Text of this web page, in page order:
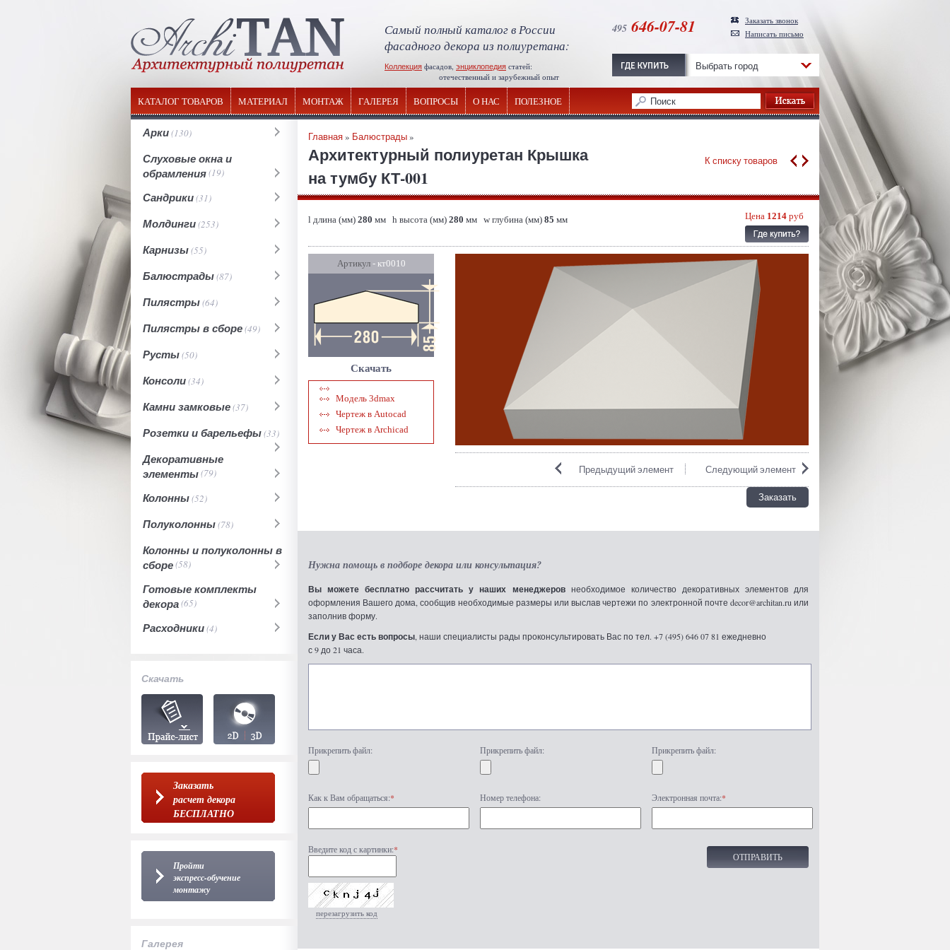
Самый полный каталог в России
фасадного декора из полиуретана:
Коллекция фасадов, энциклопедия статей:
отечественный и зарубежный опыт
495 646-07-81
Заказать звонок
Написать письмо
Выбрать город
КАТАЛОГ ТОВАРОВ МАТЕРИАЛ МОНТАЖ ГАЛЕРЕЯ ВОПРОСЫ О НАС ПОЛЕЗНОЕ
Арки(130)
Слуховые окна и
обрамления(19)
Сандрики(31)
Молдинги(253)
Карнизы(55)
Балюстрады(87)
Пилястры(64)
Пилястры в сборе(49)
Русты(50)
Консоли(34)
Камни замковые(37)
Розетки и барельефы(33)
Декоративные
элементы(79)
Колонны(52)
Полуколонны(78)
Колонны и полуколонны в
сборе(58)
Готовые комплекты
декора(65)
Расходники(4)
Скачать
Заказать
расчет декора
БЕСПЛАТНО
Пройти
экспресс-обучение
монтажу
Галерея
Главная» Балюстрады»
Архитектурный полиуретан Крышка
на тумбу КТ-001
К списку товаров
l длина (мм) 280 мм h высота (мм) 280 мм w глубина (мм) 85 мм Цена 1214 руб
Артикул- кт0010
Скачать
Модель 3dmax
Чертеж в Autocad
Чертеж в Archicad
Следующий элемент
Предыдущий элемент
Заказать
Нужна помощь в подборе декора или консультация?
Вы можете бесплатно рассчитать у наших менеджеровнеобходимое количество декоративных элементов для
оформления Вашего дома, сообщив необходимые размеры или выслав чертежи по электронной почте decor@architan.ru или
заполнив форму.
Если у Вас есть вопросы , наши специалисты рады проконсультировать Вас по тел. +7 (495) 646 07 81 ежедневно
с 9 до 21 часа.
Прикрепить файл: Прикрепить файл: Прикрепить файл:
Как к Вам обращаться:* Номер телефона: Электронная почта:*
Введите код с картинки:*
перезагрузить код